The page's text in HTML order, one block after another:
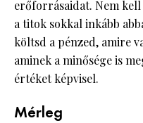
erőforrásaidat. Nem
a titok sokkal inkább
költsd a pénzed, amire
aminek a minősége is
értéket képvisel.
Mérleg